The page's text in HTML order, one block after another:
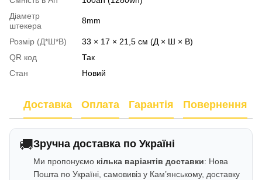
Діаметр
штекера
8mm
Розмір (Д*Ш*В)
33 × 17 × 21,5 см (Д × Ш × В)
QR код
Так
Стан
Новий
Доставка Оплата Гарантія Повернення
🚚Зручна доставка по Україні
Ми пропонуємо кілька варіантів доставки: Нова
Пошта по Україні, самовивіз у Кам’янському, доставку